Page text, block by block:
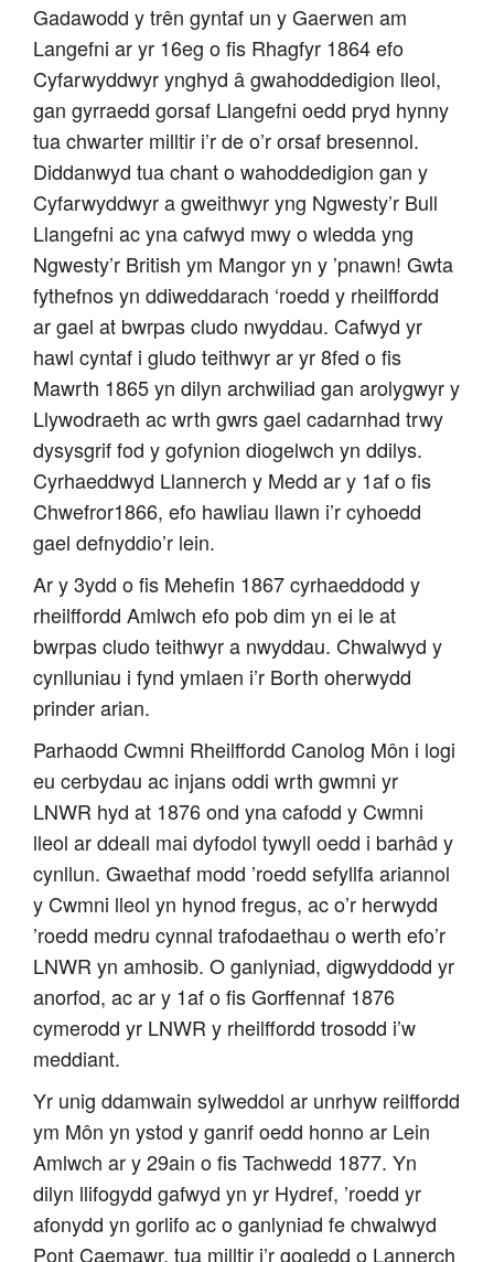
Gadawodd y trên gyntaf un y Gaerwen am
Langefni ar yr 16eg o fis Rhagfyr 1864 efo
Cyfarwyddwyr ynghyd â gwahoddedigion lleol,
gan gyrraedd gorsaf Llangefni oedd pryd hynny
tua chwarter milltir i’r de o’r orsaf bresennol.
Diddanwyd tua chant o wahoddedigion gan y
Cyfarwyddwyr a gweithwyr yng Ngwesty’r Bull
Llangefni ac yna cafwyd mwy o wledda yng
Ngwesty’r British ym Mangor yn y ’pnawn! Gwta
fythefnos yn ddiweddarach ‘roedd y rheilffordd
ar gael at bwrpas cludo nwyddau. Cafwyd yr
hawl cyntaf i gludo teithwyr ar yr 8fed o fis
Mawrth 1865 yn dilyn archwiliad gan arolygwyr y
Llywodraeth ac wrth gwrs gael cadarnhad trwy
dysysgrif fod y gofynion diogelwch yn ddilys.
Cyrhaeddwyd Llannerch y Medd ar y 1af o fis
Chwefror1866, efo hawliau llawn i’r cyhoedd
gael defnyddio’r lein.
Ar y 3ydd o fis Mehefin 1867 cyrhaeddodd y
rheilffordd Amlwch efo pob dim yn ei le at
bwrpas cludo teithwyr a nwyddau. Chwalwyd y
cynlluniau i fynd ymlaen i’r Borth oherwydd
prinder arian.
Parhaodd Cwmni Rheilffordd Canolog Môn i logi
eu cerbydau ac injans oddi wrth gwmni yr
LNWR hyd at 1876 ond yna cafodd y Cwmni
lleol ar ddeall mai dyfodol tywyll oedd i barhâd y
cynllun. Gwaethaf modd ’roedd sefyllfa ariannol
y Cwmni lleol yn hynod fregus, ac o’r herwydd
’roedd medru cynnal trafodaethau o werth efo’r
LNWR yn amhosib. O ganlyniad, digwyddodd yr
anorfod, ac ar y 1af o fis Gorffennaf 1876
cymerodd yr LNWR y rheilffordd trosodd i’w
meddiant.
Yr unig ddamwain sylweddol ar unrhyw reilffordd
ym Môn yn ystod y ganrif oedd honno ar Lein
Amlwch ar y 29ain o fis Tachwedd 1877. Yn
dilyn llifogydd gafwyd yn yr Hydref, ’roedd yr
afonydd yn gorlifo ac o ganlyniad fe chwalwyd
Pont Caemawr, tua milltir i’r gogledd o Lannerch